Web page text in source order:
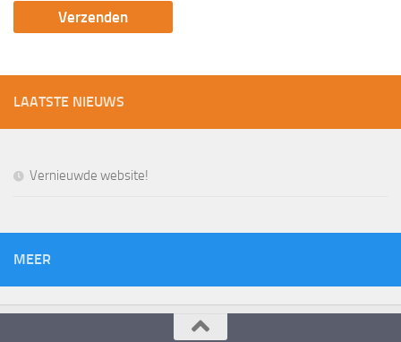
LAATSTE NIEUWS
Vernieuwde website!
MEER